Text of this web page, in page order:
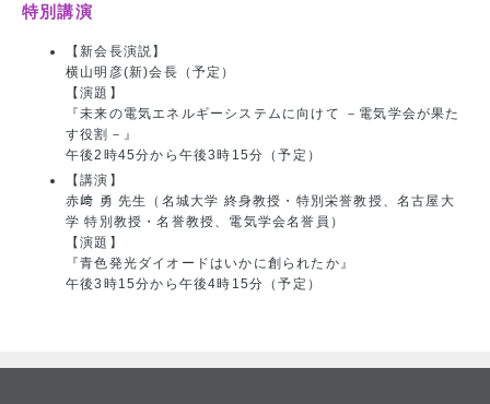
特別講演
【新会長演説】
横山明彦(新)会長（予定）
【演題】
『未来の電気エネルギーシステムに向けて －電気学会が果た
す役割－』
午後2時45分から午後3時15分（予定）
【講演】
赤﨑 勇 先生（名城大学 終身教授・特別栄誉教授、名古屋大
学 特別教授・名誉教授、電気学会名誉員）
【演題】
『青色発光ダイオードはいかに創られたか』
午後3時15分から午後4時15分（予定）